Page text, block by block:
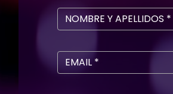
NOMBRE Y APELLIDOS *
EMAIL *